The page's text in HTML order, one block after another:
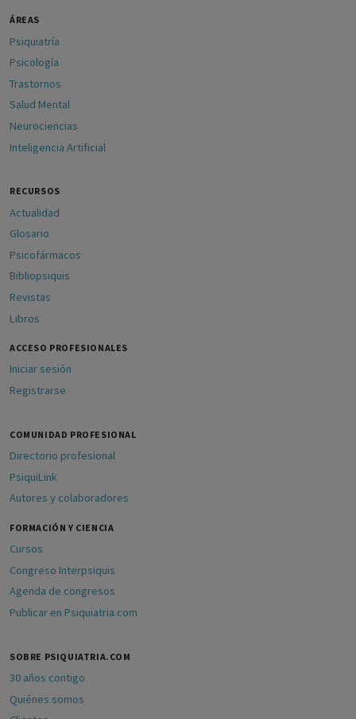
ÁREAS
Psiquiatría
Psicología
Trastornos
Salud Mental
Neurociencias
Inteligencia Artificial
RECURSOS
Actualidad
Glosario
Psicofármacos
Bibliopsiquis
Revistas
Libros
ACCESO PROFESIONALES
Iniciar sesión
Registrarse
COMUNIDAD PROFESIONAL
Directorio profesional
PsiquiLink
Autores y colaboradores
FORMACIÓN Y CIENCIA
Cursos
Congreso Interpsiquis
Agenda de congresos
Publicar en Psiquiatria.com
SOBRE PSIQUIATRIA.COM
30 años contigo
Quiénes somos